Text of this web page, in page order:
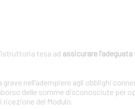
tesa ad assicurare
nell’adempiere agli obblighi
delle somme disconosciute per
del Modulo.